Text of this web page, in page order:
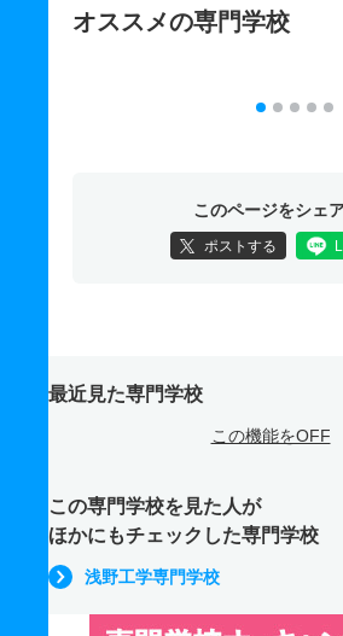
オススメの専門学校
このページをシェ
ポストする
最近見た専門学校
この機能をOFF
この専門学校を見た人が
ほかにもチェックした専門学校
浅野工学専門学校